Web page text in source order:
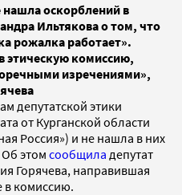
нашла оскорблений в
Ильтякова о том, что
рожалка работает».
этическую комиссию,
изречениями»,
депутатской этики
от Курганской области
Россия») и не нашла в них
этом сообщила депутат
Горячева, направившая
в комиссию.